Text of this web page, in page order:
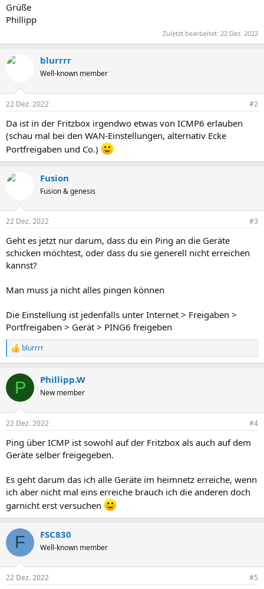
Grüße
Phillipp
Zuletzt bearbeitet: 22 Dez. 2022
blurrrr
Well-known member
22 Dez. 2022 #2
Da ist in der Fritzbox irgendwo etwas von ICMP6 erlauben
(schau mal bei den WAN-Einstellungen, alternativ Ecke
Portfreigaben und Co.)
Fusion
Fusion & genesis
22 Dez. 2022 #3
Geht es jetzt nur darum, dass du ein Ping an die Geräte
schicken möchtest, oder dass du sie generell nicht erreichen
kannst?
Man muss ja nicht alles pingen können
Die Einstellung ist jedenfalls unter Internet > Freigaben >
Portfreigaben > Gerät > PING6 freigeben
R
e
k
i
e
:
blurrrr
P Phillipp.W
New member
22 Dez. 2022 #4
Ping über ICMP ist sowohl auf der Fritzbox als auch auf dem
Geräte selber freigegeben.
Es geht darum das ich alle Geräte im heimnetz erreiche, wenn
ich aber nicht mal eins erreiche brauch ich die anderen doch
garnicht erst versuchen
F FSC830
Well-known member
22 Dez. 2022 #5